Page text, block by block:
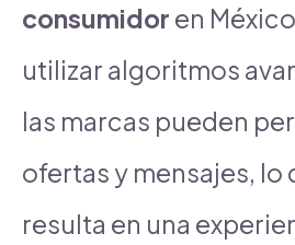
consumidor en
utilizar algoritmos
las marcas pueden
ofertas y mensajes, lo
resulta en una